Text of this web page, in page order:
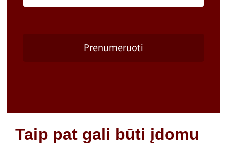
Prenumeruoti
Taip pat gali būti įdomu